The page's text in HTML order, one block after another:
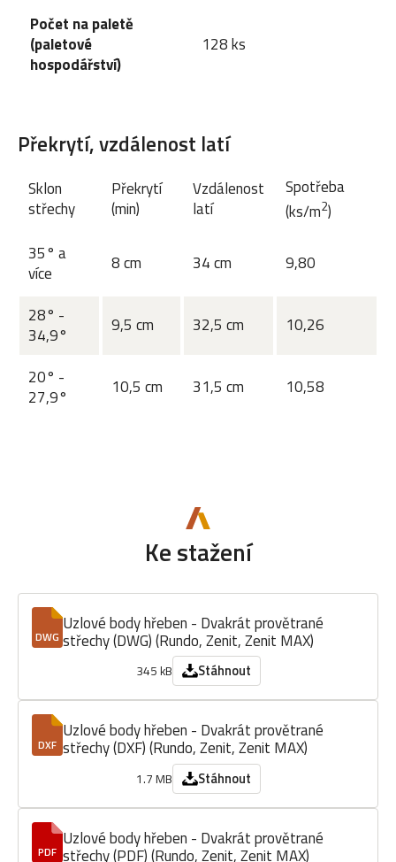
Počet na paletě
(paletové
hospodářství)
128 ks
Překrytí, vzdálenost latí
Sklon
střechy
Překrytí
(min)
Vzdálenost
latí
Spotřeba
(ks/m2)
35° a
více
8 cm 34 cm 9,80
28° -
34,9°
9,5 cm 32,5 cm 10,26
20° -
27,9°
10,5 cm 31,5 cm 10,58
Ke stažení
DWG
Uzlové body hřeben - Dvakrát provětrané
střechy (DWG) (Rundo, Zenit, Zenit MAX)
345 kB Stáhnout
DXF
Uzlové body hřeben - Dvakrát provětrané
střechy (DXF) (Rundo, Zenit, Zenit MAX)
1.7 MB Stáhnout
PDF
Uzlové body hřeben - Dvakrát provětrané
střechy (PDF) (Rundo, Zenit, Zenit MAX)